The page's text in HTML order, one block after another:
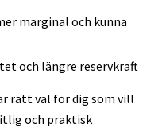
marginal och kunna
och längre reservkraft
rätt val för dig som vill
och praktisk